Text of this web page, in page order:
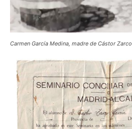
Carmen García Medina, madre de Cástor Zarco